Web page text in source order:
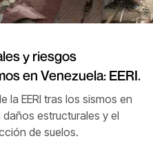
y riesgos
en Venezuela: EERI.
la EERI tras los sismos en
estructurales y el
de suelos.